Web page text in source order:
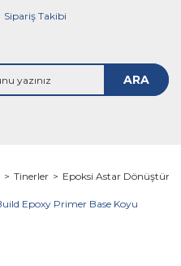
Sipariş Takibi
ARA
Tinerler Epoksi Astar